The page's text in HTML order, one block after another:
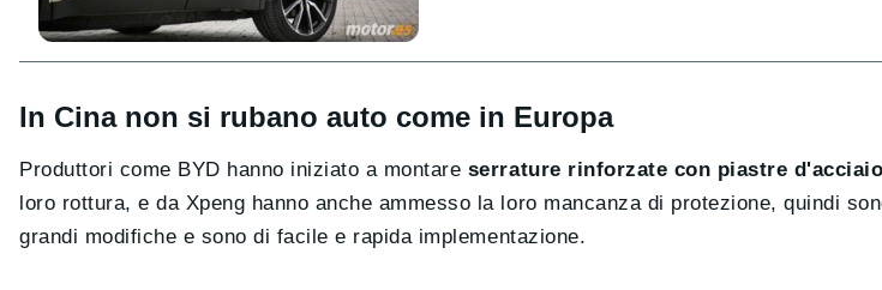
In Cina non si rubano auto come in Europa
Produttori come BYD hanno iniziato a montare serrature rinforzate con piastre
loro rottura, e da Xpeng hanno anche ammesso la loro mancanza di protezione, quindi
grandi modifiche e sono di facile e rapida implementazione.